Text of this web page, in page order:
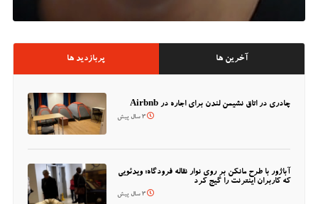
پربازدید ها آخرین ها
چادری در اتاق نشیمن لندن برای اجاره در Airbnb
3 سال پیش
آباژور با طرح مانکن بر روی نوار نقاله فرودگاه؛ ویدئویی
که کاربران اینترنت را گیج کرد
3 سال پیش